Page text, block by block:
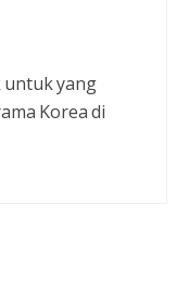
untuk yang
Korea di